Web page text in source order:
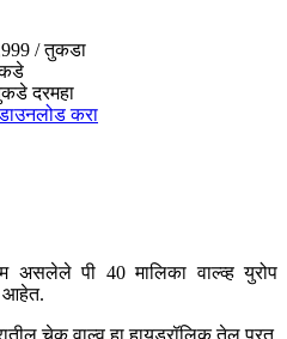
/ तुकडा
दरमहा
करा
असलेले पी 40 मालिका वाल्व्ह युरोप
आहेत.